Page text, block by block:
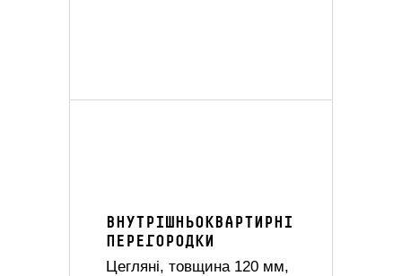
ВНУТРІШНЬОКВАРТИРНІ
ПЕРЕГОРОДКИ
Цегляні, товщина 120 мм,